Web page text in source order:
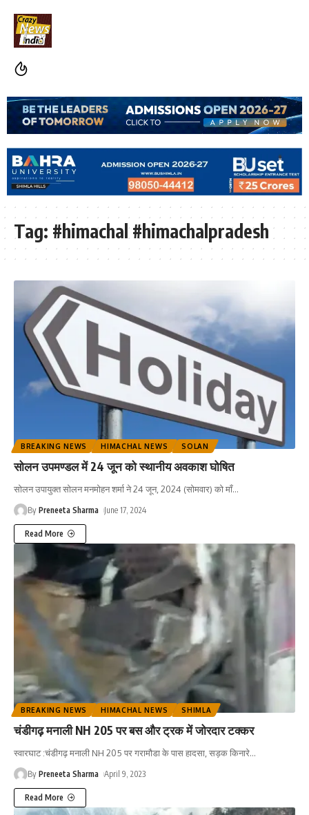
Tag: #himachal #himachalpradesh
BREAKING NEWS HIMACHAL NEWS SOLAN
सोलन उपमण्डल में 24 जून को स्थानीय अवकाश घोषित
सोलन उपायुक्त सोलन मनमोहन शर्मा ने 24 जून, 2024 (सोमवार) को माँ…
By Preneeta Sharma June 17, 2024
Read More
BREAKING NEWS HIMACHAL NEWS SHIMLA
चंडीगढ़ मनाली NH 205 पर बस और ट्रक में जोरदार टक्कर
स्वारघाट :चंडीगढ़ मनाली NH 205 पर गरामौडा के पास हादसा, सड़क किनारे…
By Preneeta Sharma April 9, 2023
Read More